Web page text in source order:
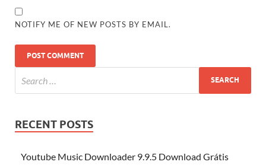
NOTIFY ME OF NEW POSTS BY EMAIL.
RECENT POSTS
Youtube Music Downloader 9.9.5 Download Grátis